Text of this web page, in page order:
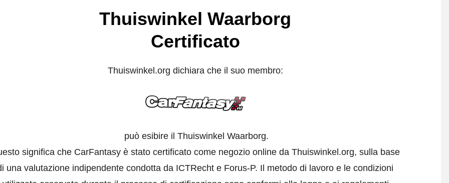
Thuiswinkel Waarborg
Certificato
Thuiswinkel.org dichiara che il suo membro:
può esibire il Thuiswinkel Waarborg.
significa che CarFantasy è stato certificato come negozio online da Thuiswinkel.org, sulla base
una valutazione indipendente condotta da ICTRecht e Forus-P. Il metodo di lavoro e le condizioni